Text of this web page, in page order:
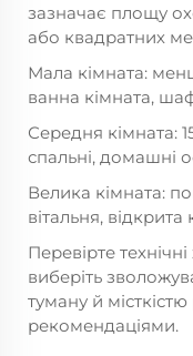
зазначає площу
або квадратних
Мала кімната:
ванна кімната,
Середня кімната:
спальні, домашні
Велика кімната:
вітальня, відкрита
Перевірте
виберіть
туману й
рекомендаціями.